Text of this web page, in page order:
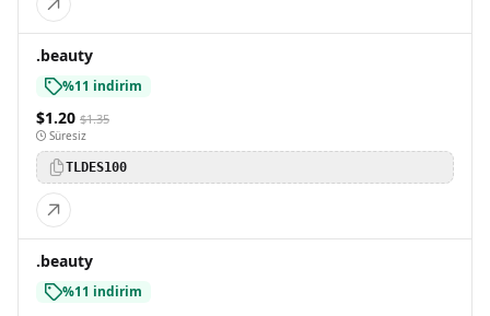
.beauty
%11 indirim
$1.20 $1.35
Süresiz
TLDES100
.beauty
%11 indirim